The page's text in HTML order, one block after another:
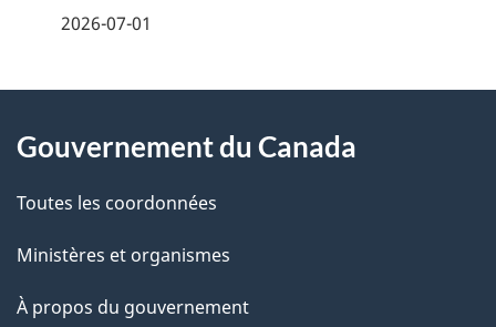
i
l
s
d
2026-07-01
propos
de
ce
site
Gouvernement du Canada
Toutes les coordonnées
Ministères et organismes
À propos du gouvernement